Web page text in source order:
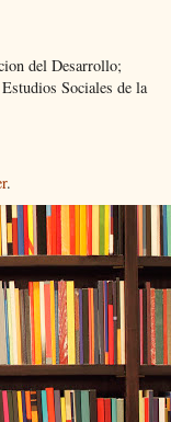
del Desarrollo;
Sociales de la
.